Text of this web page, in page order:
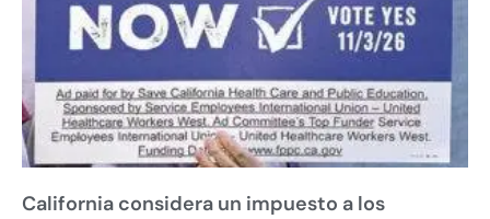
California considera un impuesto a los